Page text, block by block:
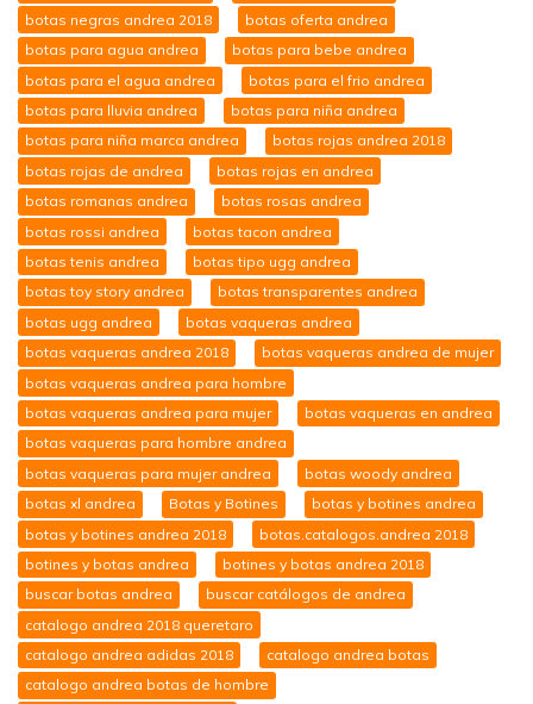
botas negras andrea 2018
botas oferta andrea
botas para agua andrea
botas para bebe andrea
botas para el agua andrea
botas para el frio andrea
botas para lluvia andrea
botas para niña andrea
botas para niña marca andrea
botas rojas andrea 2018
botas rojas de andrea
botas rojas en andrea
botas romanas andrea
botas rosas andrea
botas rossi andrea
botas tacon andrea
botas tenis andrea
botas tipo ugg andrea
botas toy story andrea
botas transparentes andrea
botas ugg andrea
botas vaqueras andrea
botas vaqueras andrea 2018
botas vaqueras andrea de mujer
botas vaqueras andrea para hombre
botas vaqueras andrea para mujer
botas vaqueras en andrea
botas vaqueras para hombre andrea
botas vaqueras para mujer andrea
botas woody andrea
botas xl andrea
Botas y Botines
botas y botines andrea
botas y botines andrea 2018
botas.catalogos.andrea 2018
botines y botas andrea
botines y botas andrea 2018
buscar botas andrea
buscar catálogos de andrea
catalogo andrea 2018 queretaro
catalogo andrea adidas 2018
catalogo andrea botas
catalogo andrea botas de hombre